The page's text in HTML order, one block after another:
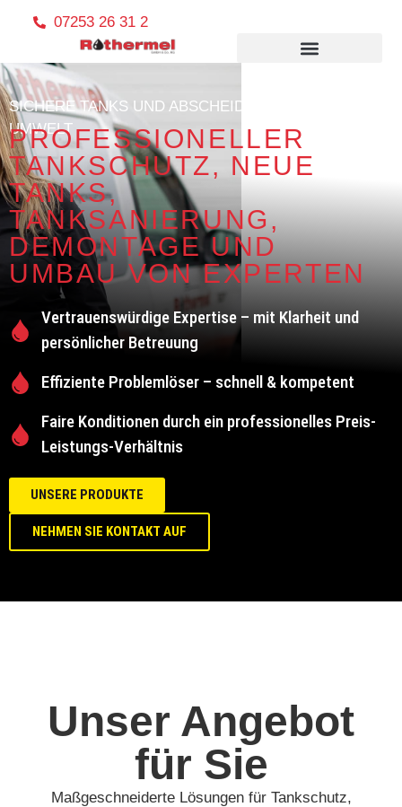
07253 26 31 2
SICHERE TANKS UND ABSCHEIDER, SAUBERE
UMWELT
PROFESSIONELLER
TANKSCHUTZ, NEUE
TANKS,
TANKSANIERUNG,
DEMONTAGE UND
UMBAU VON EXPERTEN
Vertrauenswürdige Expertise – mit Klarheit und
persönlicher Betreuung
Effiziente Problemlöser – schnell & kompetent
Faire Konditionen durch ein professionelles Preis-
Leistungs-Verhältnis
UNSERE PRODUKTE
NEHMEN SIE KONTAKT AUF
Unser Angebot
für Sie
Maßgeschneiderte Lösungen für Tankschutz,